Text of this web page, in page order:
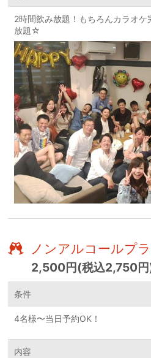
2時間飲み放題！もちろんカラオ
放題☆
ノンアルコールプ
2,500円(税込2,750円
条件
4名様〜当日予約OK！
内容